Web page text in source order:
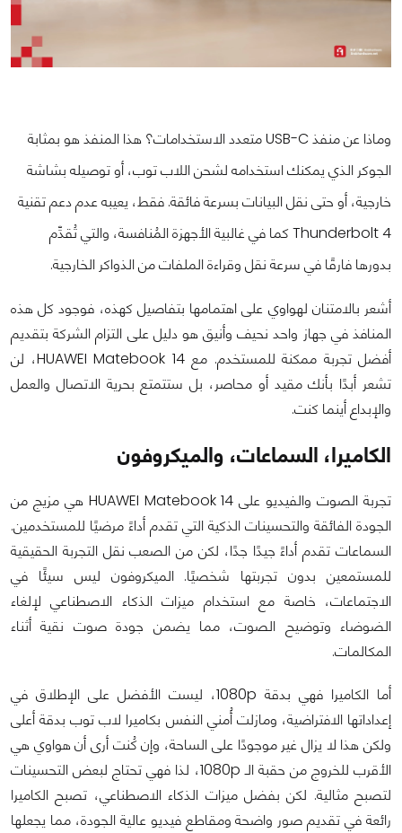
وماذا عن منفذ USB-C متعدد الاستخدامات؟ هذا المنفذ هو بمثابة
الجوكر الذي يمكنك استخدامه لشحن اللاب توب، أو توصيله بشاشة
خارجية، أو حتى نقل البيانات بسرعة فائقة. فقط، يعيبه عدم دعم تقنية
Thunderbolt 4 كما في غالبية الأجهزة المُنافسة، والتي تُقدِّم
بدورها فارقًا في سرعة نقل وقراءة الملفات من الذواكر الخارجية.
أشعر بالامتنان لهواوي على اهتمامها بتفاصيل كهذه، فوجود كل هذه
المنافذ في جهاز واحد نحيف وأنيق هو دليل على التزام الشركة بتقديم
أفضل تجربة ممكنة للمستخدم. مع HUAWEI Matebook 14، لن
تشعر أبدًا بأنك مقيد أو محاصر، بل ستتمتع بحرية الاتصال والعمل
والإبداع أينما كنت.
الكاميرا، السماعات، والميكروفون
تجربة الصوت والفيديو على HUAWEI Matebook 14 هي مزيج من
الجودة الفائقة والتحسينات الذكية التي تقدم أداءً مرضيًا للمستخدمين.
السماعات تقدم أداءً جيدًا جدًا، لكن من الصعب نقل التجربة الحقيقية
للمستمعين بدون تجربتها شخصيًا. الميكروفون ليس سيئًا في
الاجتماعات، خاصة مع استخدام ميزات الذكاء الاصطناعي لإلغاء
الضوضاء وتوضيح الصوت، مما يضمن جودة صوت نقية أثناء
المكالمات.
أما الكاميرا فهي بدقة 1080p، ليست الأفضل على الإطلاق في
إعداداتها الافتراضية، ومازلت أُمني النفس بكاميرا لاب توب بدقة أعلى
ولكن هذا لا يزال غير موجودًا على الساحة، وإن كُنت أرى أن هواوي هي
الأقرب للخروج من حقبة الـ 1080p، لذا فهي تحتاج لبعض التحسينات
لتصبح مثالية. لكن بفضل ميزات الذكاء الاصطناعي، تصبح الكاميرا
رائعة في تقديم صور واضحة ومقاطع فيديو عالية الجودة، مما يجعلها